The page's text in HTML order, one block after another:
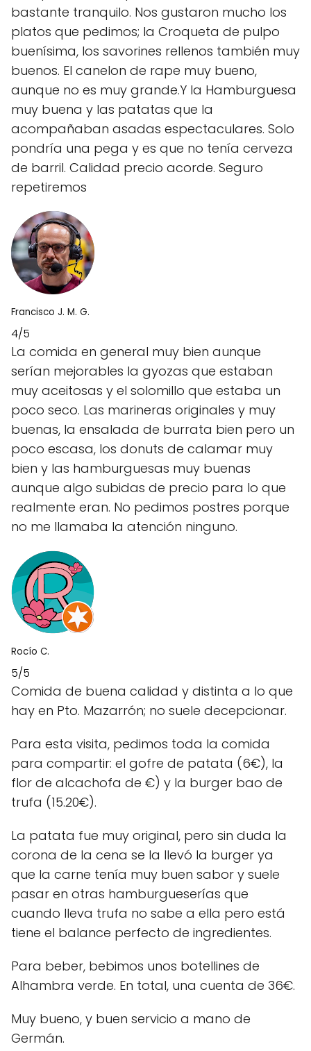
bastante tranquilo. Nos gustaron mucho los
platos que pedimos; la Croqueta de pulpo
buenísima, los savorines rellenos también muy
buenos. El canelon de rape muy bueno,
aunque no es muy grande.Y la Hamburguesa
muy buena y las patatas que la
acompañaban asadas espectaculares. Solo
pondría una pega y es que no tenía cerveza
de barril. Calidad precio acorde. Seguro
repetiremos
Francisco J. M. G.
4/5
La comida en general muy bien aunque
serían mejorables la gyozas que estaban
muy aceitosas y el solomillo que estaba un
poco seco. Las marineras originales y muy
buenas, la ensalada de burrata bien pero un
poco escasa, los donuts de calamar muy
bien y las hamburguesas muy buenas
aunque algo subidas de precio para lo que
realmente eran. No pedimos postres porque
no me llamaba la atención ninguno.
Rocío C.
5/5
Comida de buena calidad y distinta a lo que
hay en Pto. Mazarrón; no suele decepcionar.
Para esta visita, pedimos toda la comida
para compartir: el gofre de patata (6€), la
flor de alcachofa de €) y la burger bao de
trufa (15.20€).
La patata fue muy original, pero sin duda la
corona de la cena se la llevó la burger ya
que la carne tenía muy buen sabor y suele
pasar en otras hamburgueserías que
cuando lleva trufa no sabe a ella pero está
tiene el balance perfecto de ingredientes.
Para beber, bebimos unos botellines de
Alhambra verde. En total, una cuenta de 36€.
Muy bueno, y buen servicio a mano de
Germán.